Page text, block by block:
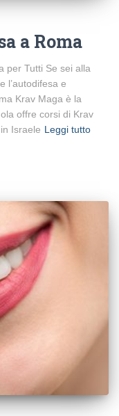
a Roma
per Tutti Se sei alla
l’autodifesa e
Krav Maga è la
offre corsi di Krav
Israele Leggi tutto